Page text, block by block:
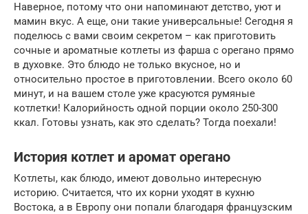
Наверное, потому что они напоминают детство, уют и
мамин вкус. А еще, они такие универсальные! Сегодня я
поделюсь с вами своим секретом – как приготовить
сочные и ароматные котлеты из фарша с орегано прямо
в духовке. Это блюдо не только вкусное, но и
относительно простое в приготовлении. Всего около 60
минут, и на вашем столе уже красуются румяные
котлетки! Калорийность одной порции около 250-300
ккал. Готовы узнать, как это сделать? Тогда поехали!
История котлет и аромат орегано
Котлеты, как блюдо, имеют довольно интересную
историю. Считается, что их корни уходят в кухню
Востока, а в Европу они попали благодаря французским